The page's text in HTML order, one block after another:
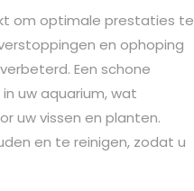
om optimale prestaties te
en ophoping
Een schone
uw aquarium, wat
uw vissen en planten.
en te reinigen, zodat u